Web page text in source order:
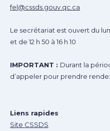
fel@cssds.gouv.qc.ca
Le secrétariat est ouvert du
et de 12 h 50 à 16 h 10
IMPORTANT : Durant la
d’appeler pour prendre
Liens rapides
Site CSSDS